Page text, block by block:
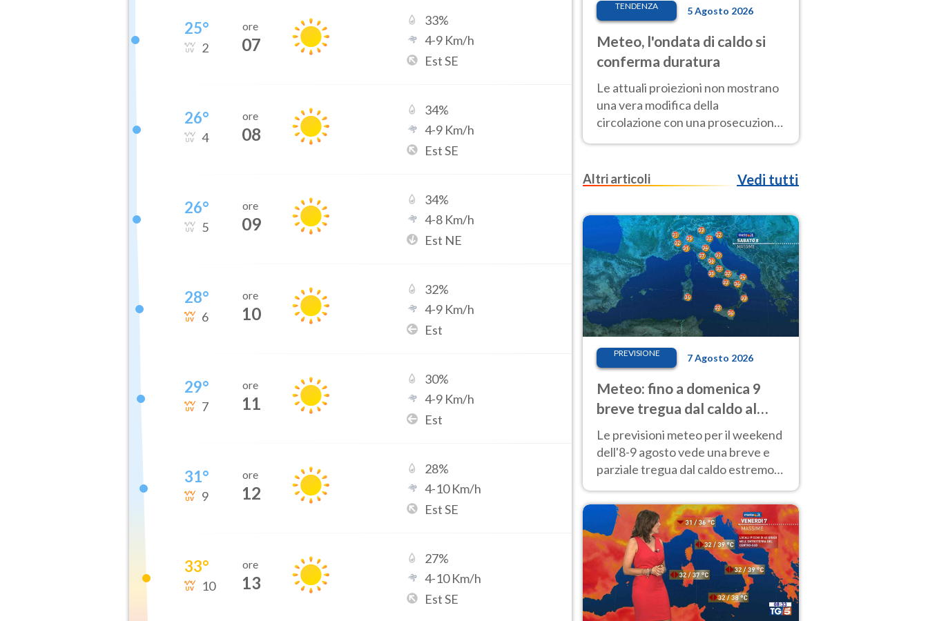
25°
2
ore
07
33%
4-9 Km/h
Est SE
26°
4
ore
08
34%
4-9 Km/h
Est SE
26°
5
ore
09
34%
4-8 Km/h
Est NE
28°
6
ore
10
32%
4-9 Km/h
Est
29°
7
ore
11
30%
4-9 Km/h
Est
31°
9
ore
12
28%
4-10Km/h
Est SE
33°
10
ore
13
27%
4-10Km/h
Est SE
TENDENZA 5 Agosto 2026
Meteo, l'ondata di caldo si
conferma duratura
Le attuali proiezioni non mostrano
una vera modifica della
circolazione con una prosecuzione
del caldo fuori scala per molti
Ferragosto
Altri articoli Vedi tutti
PREVISIONE 7 Agosto 2026
Meteo: fino a domenica 9
breve tregua dal caldo al
Nord! Altrove calura e afa
Le previsioni meteo per il weekend
dell'8-9 agosto vede una breve e
parziale tregua dal caldo estremo
40 gradi.